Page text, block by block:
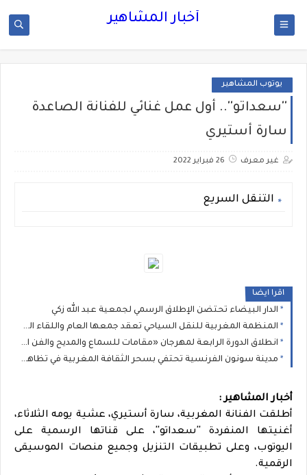
أخبار المشاهير
يوتوب المشاهير
''سعداتو''.. أول عمل غنائي للفنانة الصاعدة
سارة أستيري
غير معرف 26 فبراير 2022
التنقل السريع
اقرا ايضا
الدار البيضاء تحتضن الإطلاق الرسمي لجمعية عبد الله زكي
المنظمة المغربية للنقل السياحي تعقد جمعها العام واللقاء الوطني لمهنيي القطاع بالدار البيضاء: محطة مؤسساتية لتقوية الحوار وتثمين دور النقل السياحي في التنمية
انطلاق الدورة الرابعة لمهرجان «مقامات للسماع والمديح والفن العيساوي» بالمدينة العتيقة للدار البيضاء
مدينة سونون الفرنسية تحتفي بسحر الثقافة المغربية في تظاهرة "أحاسيس المغرب"
أخبار المشاهير :
أطلقت الفنانة المغربية، سارة أستيري، عشية يومه الثلاثاء،
أغنيتها المنفردة ''سعداتو''، على قناتها الرسمية على
اليوتوب، وعلى تطبيقات التنزيل وجميع منصات الموسيقى
الرقمية.